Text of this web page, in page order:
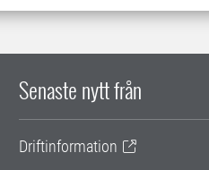
Senaste nytt från
Driftinformation